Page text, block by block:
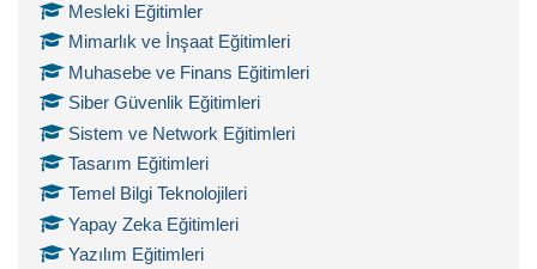
Mesleki Eğitimler
Mimarlık ve İnşaat Eğitimleri
Muhasebe ve Finans Eğitimleri
Siber Güvenlik Eğitimleri
Sistem ve Network Eğitimleri
Tasarım Eğitimleri
Temel Bilgi Teknolojileri
Yapay Zeka Eğitimleri
Yazılım Eğitimleri